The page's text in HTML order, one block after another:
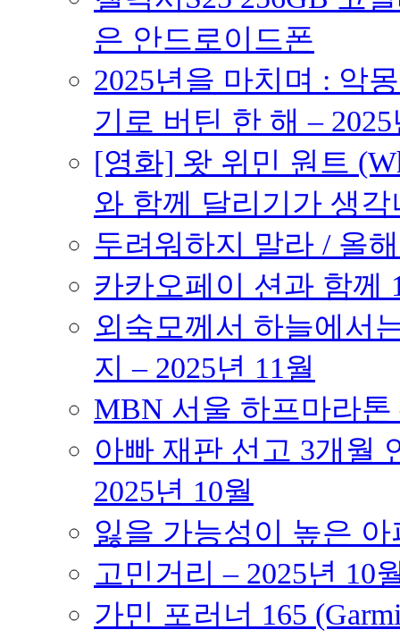
은 안드로이드폰
2025년을 마치며 : 악
기로 버틴 한 해 –
[영화] 왓 위민 원트
와 함께 달리기가 생각
두려워하지 말라 / 올
카카오페이 션과 함께
외숙모께서 하늘에서
지 – 2025년 11월
MBN 서울 하프마라톤
아빠 재판 선고 3개월
2025년 10월
잃을 가능성이 높은
고민거리 – 2025년 10
가민 포러너 165